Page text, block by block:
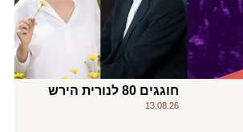
חוגגים 80 לנורית הירש
13.08.26